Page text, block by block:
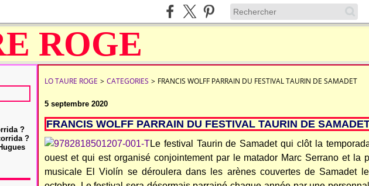
?
?
LO TAURE ROGE > CATEGORIES > FRANCIS WOLFF PARRAIN DU FESTIVAL TAURIN DE SAMADET
5 septembre 2020
FRANCIS WOLFF PARRAIN DU FESTIVAL TAURIN DE
Le festival Taurin de Samadet qui clôt la
ouest et qui est organisé conjointement par le matador Marc Serrano et la
musicale El Violín se déroulera dans les arènes couvertes de Samadet